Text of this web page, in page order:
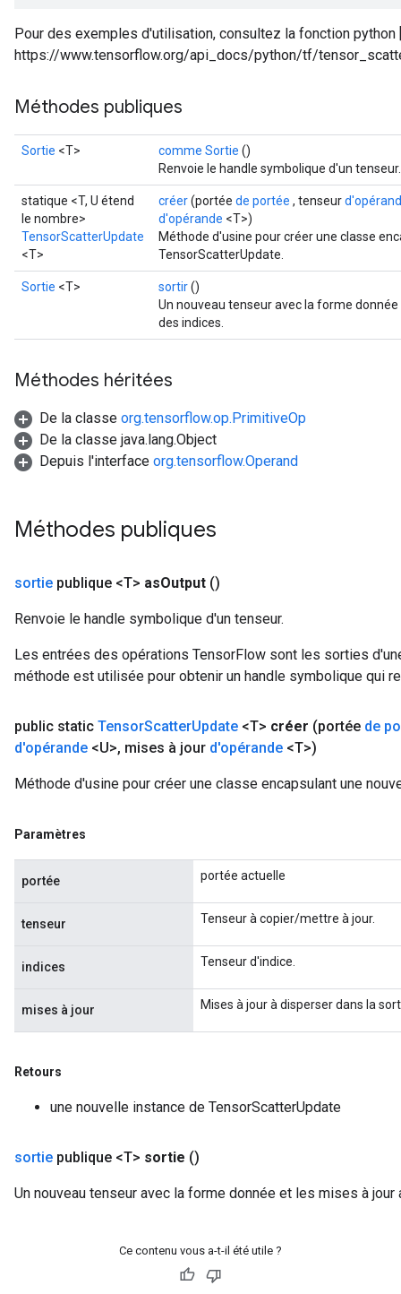
Pour des exemples d'utilisation, consultez la fonction
https://www.tensorflow.org/api_docs/python/tf/
Méthodes publiques
Sortie <T> comme Sortie ()
Renvoie le handle symbolique d'un tenseur.
statique <T, U étend
le nombre>
TensorScatterUpdate
<T>
créer(portée de portée , tenseur
d'opérande <T>)
Méthode d'usine pour créer une classe
TensorScatterUpdate.
Sortie <T> sortir()
Un nouveau tenseur avec la forme
des indices.
Méthodes héritées
De la classe org.tensorflow.op.PrimitiveOp
De la classe java.lang.Object
Depuis l'interface org.tensorflow.Operand
Méthodes publiques
sortie publique <T> asOutput ()
Renvoie le handle symbolique d'un tenseur.
Les entrées des opérations TensorFlow sont les sorties
méthode est utilisée pour obtenir un handle symbolique qui
public static TensorScatterUpdate <T> créer (portée de
d'opérande <U>, mises à jour d'opérande <T>)
Méthode d'usine pour créer une classe encapsulant une
Paramètres
portée portée actuelle
tenseur Tenseur à copier/mettre à jour.
indices Tenseur d'indice.
mises à jour Mises à jour à disperser dans la
Retours
une nouvelle instance de TensorScatterUpdate
sortie publique <T> sortie ()
Un nouveau tenseur avec la forme donnée et les mises à
Ce contenu vous a-t-il été utile ?